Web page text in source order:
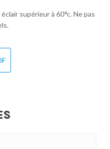
supérieur à 60°c. Ne pas